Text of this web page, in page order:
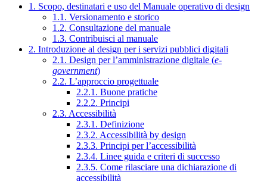
1. Scopo, destinatari e uso del Manuale operativo di design
1.1. Versionamento e storico
1.2. Consultazione del manuale
1.3. Contribuisci al manuale
2. Introduzione al design per i servizi pubblici digitali
2.1. Design per l’amministrazione digitale (e-
government)
2.2. L’approccio progettuale
2.2.1. Buone pratiche
2.2.2. Principi
2.3. Accessibilità
2.3.1. Definizione
2.3.2. Accessibilità by design
2.3.3. Principi per l’accessibilità
2.3.4. Linee guida e criteri di successo
2.3.5. Come rilasciare una dichiarazione di
accessibilità